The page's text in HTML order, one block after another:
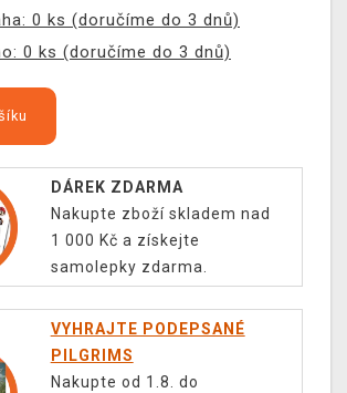
0 ks (doručíme do 3 dnů)
0 ks (doručíme do 3 dnů)
DÁREK ZDARMA
Nakupte zboží skladem nad
1 000 Kč a získejte
samolepky zdarma.
VYHRAJTE PODEPSANÉ
PILGRIMS
Nakupte od 1.8. do